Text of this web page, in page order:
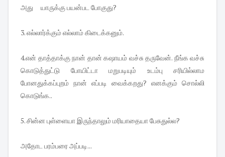
அது யாருக்கு பயன்பட போகுது?
3. எல்லார்க்கும் எல்லாம் கிடைக்கனும்.
4.என் தாத்தாக்கு நான் தான் கஷாயம் வச்சு தருவேன். நீங்க வச்சு
கொடுத்துட்டு போயிட்டா மறுபடியும் உடம்பு சரியில்லாம
போனதுக்கப்புறம் நான் எப்படி வைக்கறது? எனக்கும் சொல்லி
கொடுங்க..
5. சின்ன புள்ளையா இருந்தாலும் மரியாதையா பேசுதுல்ல?
அதோட பரம்பரை அப்படி...